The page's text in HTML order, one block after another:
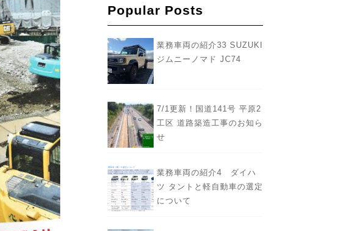
Popular Posts
業務車両の紹介33 SUZUKI
ジムニーノマド JC74
7/1更新！国道141号 平原2
工区 道路築造工事のお知ら
せ
業務車両の紹介4 ダイハ
ツ タントと軽自動車の選定
について